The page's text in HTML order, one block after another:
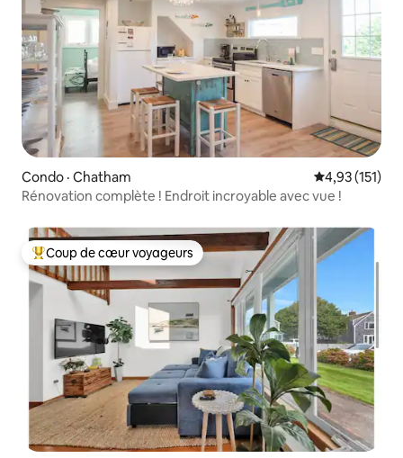
Condo · Chatham Note
4,93 (151)
Rénovation complète ! Endroit incroyable avec vue !
Coup de cœur voyageurs parmi les plus aimés
Coup de cœur voyageurs